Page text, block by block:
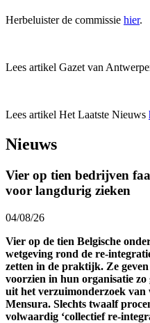
Herbeluister de commissie hier.
Lees artikel Gazet van
Lees artikel Het Laatste Nieuws
Nieuws
Vier op tien bedrijven
voor langdurig zieken
04/08/26
Vier op de tien Belgische
wetgeving rond de re-
zetten in de praktijk. Ze
voorzien in hun organisatie
uit het verzuimonderzoek van
Mensura. Slechts twaalf
volwaardig ‘collectief re-